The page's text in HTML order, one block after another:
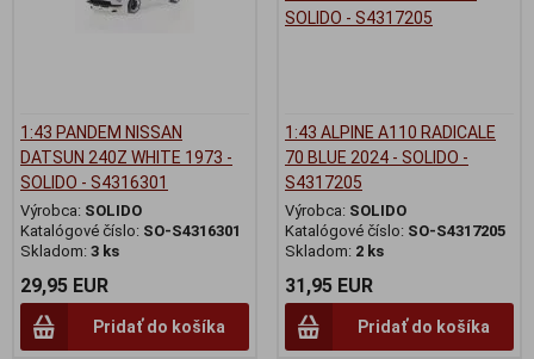
1:43 PANDEM NISSAN
DATSUN 240Z WHITE 1973 -
SOLIDO - S4316301
Výrobca: SOLIDO
Katalógové číslo: SO-S4316301
Skladom: 3 ks
29,95 EUR
Pridať do košíka
1:43 ALPINE A110 RADICALE
70 BLUE 2024 - SOLIDO -
S4317205
Výrobca: SOLIDO
Katalógové číslo: SO-S4317205
Skladom: 2 ks
31,95 EUR
Pridať do košíka